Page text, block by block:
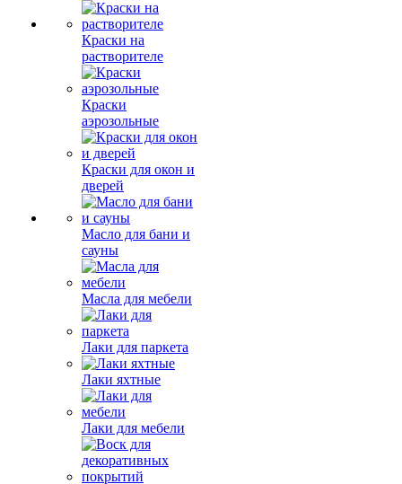
Краски на
растворителе
Краски
аэрозольные
Краски для окон и
дверей
Масло для бани и
сауны
Масла для мебели
Лаки для паркета
Лаки яхтные
Лаки для мебели